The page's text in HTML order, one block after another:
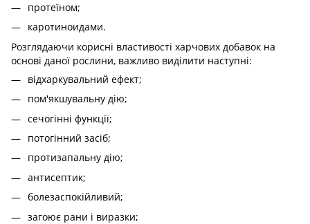
протеїном;
каротиноидами.
Розглядаючи корисні властивості харчових добавок на
основі даної рослини, важливо виділити наступні:
відхаркувальний ефект;
пом'якшувальну дію;
сечогінні функції;
потогінний засіб;
протизапальну дію;
антисептик;
болезаспокійливий;
загоює рани і виразки;